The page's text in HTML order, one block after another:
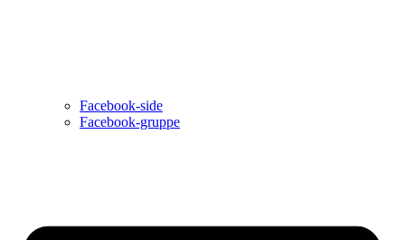
Facebook-side
Facebook-gruppe